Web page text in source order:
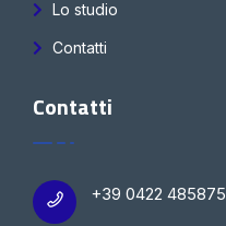
Lo studio
Contatti
Contatti
+39 0422 485875